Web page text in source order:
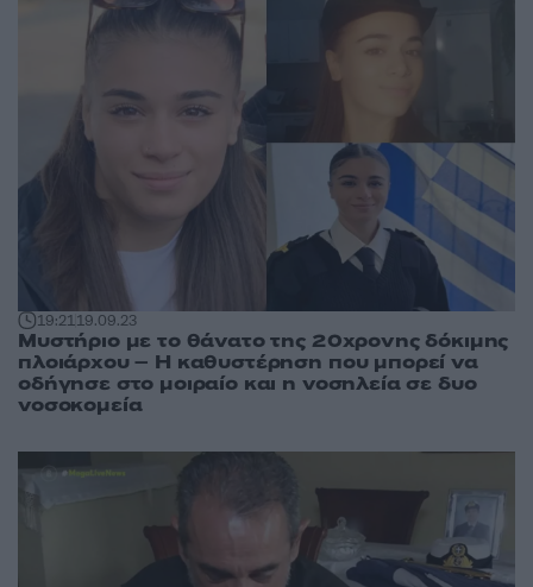
19:2119.09.23
Μυστήριο με το θάνατο της 20χρονης δόκιμης
πλοιάρχου – Η καθυστέρηση που μπορεί να
οδήγησε στο μοιραίο και η νοσηλεία σε δυο
νοσοκομεία